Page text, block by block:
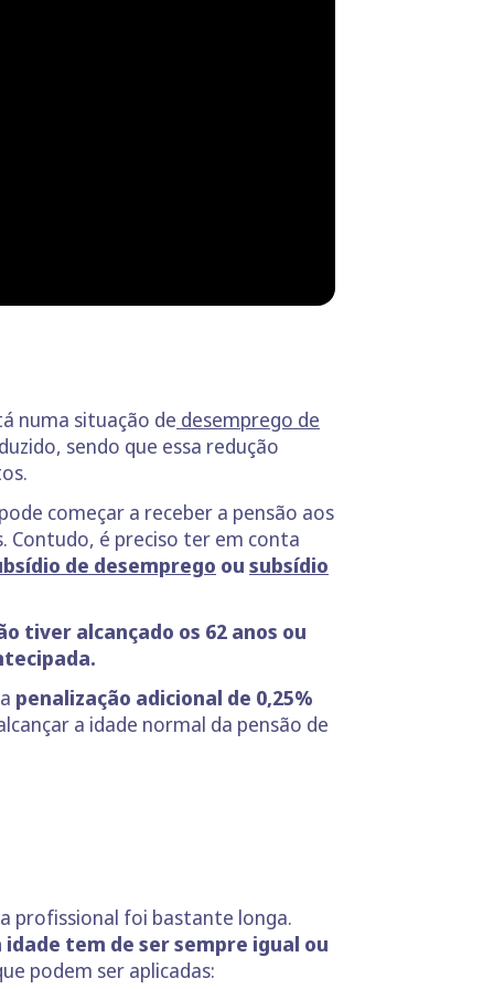
numa situação de desemprego de
sendo que essa redução
começar a receber a pensão aos
Contudo, é preciso ter em conta
de desemprego ou subsídio
tiver alcançado os 62 anos ou
penalização adicional de 0,25%
a idade normal da pensão de
profissional foi bastante longa.
idade tem de ser sempre igual ou
podem ser aplicadas: